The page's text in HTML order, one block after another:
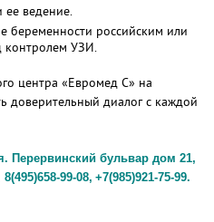
ее ведение.
беременности российским или
контролем УЗИ.
центра «Евромед С» на
доверительный диалог с каждой
Перервинский бульвар дом 21,
99-08, +7(985)921-75-99.